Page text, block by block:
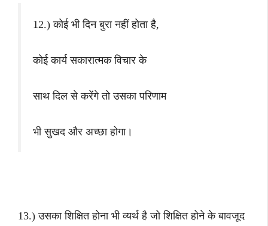
12.) कोई भी दिन बुरा नहीं होता है,
कोई कार्य सकारात्मक विचार के
साथ दिल से करेंगे तो उसका परिणाम
भी सुखद और अच्छा होगा।
13.) उसका शिक्षित होना भी व्यर्थ है जो शिक्षित होने के बावजूद